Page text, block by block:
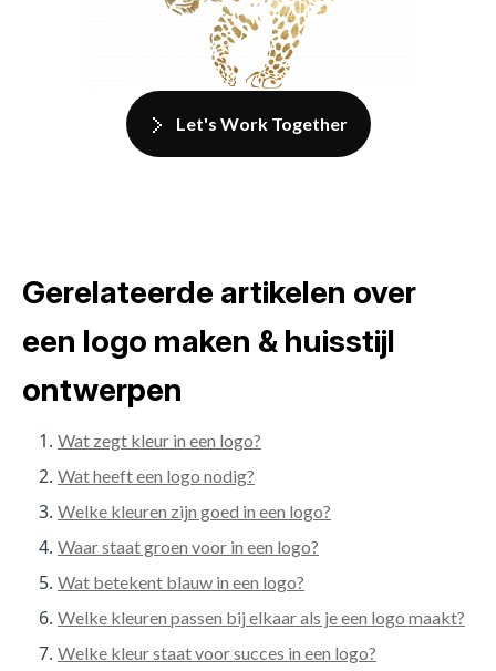
Let's Work Together
Gerelateerde artikelen over
een logo maken & huisstijl
ontwerpen
Wat zegt kleur in een logo?
Wat heeft een logo nodig?
Welke kleuren zijn goed in een logo?
Waar staat groen voor in een logo?
Wat betekent blauw in een logo?
Welke kleuren passen bij elkaar als je een logo maakt?
Welke kleur staat voor succes in een logo?